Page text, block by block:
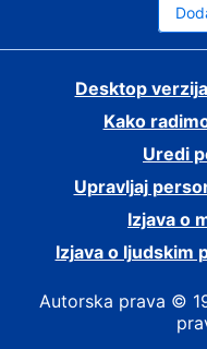
Desktop verzija
Kako
Uredi
Upravljaj
Izjava o
Izjava o ljudskim
Autorska prava ©